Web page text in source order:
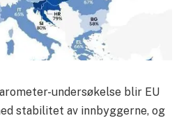
undersøkelse blir EU
stabilitet av innbyggerne, og